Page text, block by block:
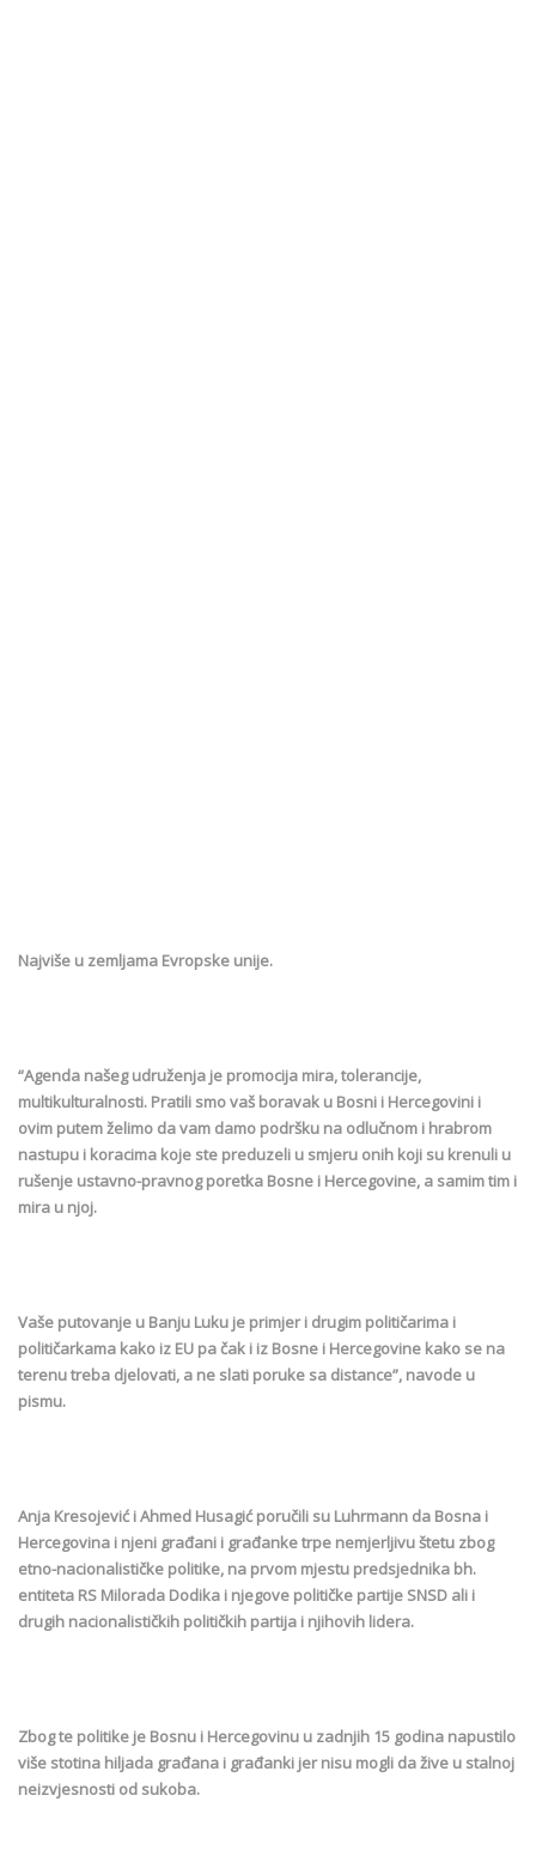
Najviše u zemljama Evropske unije.
“Agenda našeg udruženja je promocija mira, tolerancije,
multikulturalnosti. Pratili smo vaš boravak u Bosni i Hercegovini i
ovim putem želimo da vam damo podršku na odlučnom i hrabrom
nastupu i koracima koje ste preduzeli u smjeru onih koji su krenuli u
rušenje ustavno-pravnog poretka Bosne i Hercegovine, a samim tim i
mira u njoj.
Vaše putovanje u Banju Luku je primjer i drugim političarima i
političarkama kako iz EU pa čak i iz Bosne i Hercegovine kako se na
terenu treba djelovati, a ne slati poruke sa distance”, navode u
pismu.
Anja Kresojević i Ahmed Husagić poručili su Luhrmann da Bosna i
Hercegovina i njeni građani i građanke trpe nemjerljivu štetu zbog
etno-nacionalističke politike, na prvom mjestu predsjednika bh.
entiteta RS Milorada Dodika i njegove političke partije SNSD ali i
drugih nacionalističkih političkih partija i njihovih lidera.
Zbog te politike je Bosnu i Hercegovinu u zadnjih 15 godina napustilo
više stotina hiljada građana i građanki jer nisu mogli da žive u stalnoj
neizvjesnosti od sukoba.